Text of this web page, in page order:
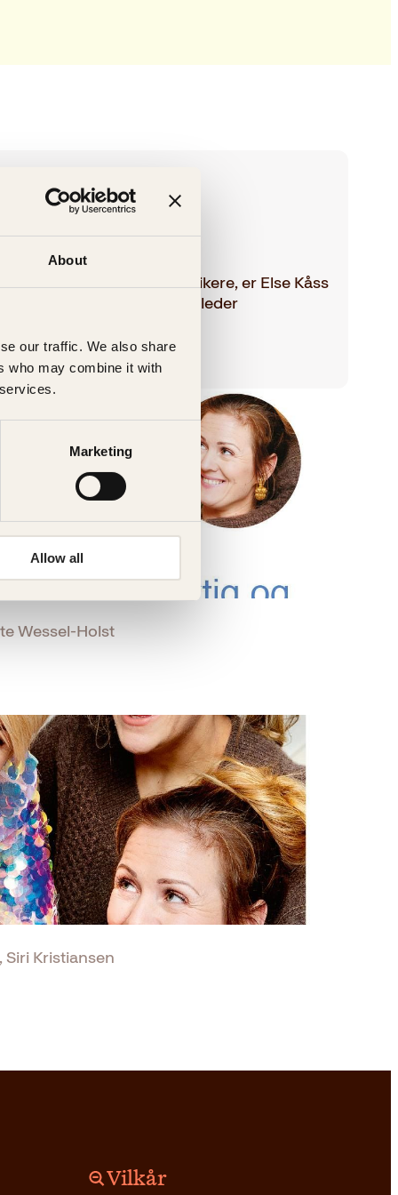
About
our traffic. We also share
who may combine it with
Marketing
Allow all
Norges mest kjente komikere, er Else Kåss
reporter, programleder
Wessel-Holst
Siri Kristiansen
Vilkår